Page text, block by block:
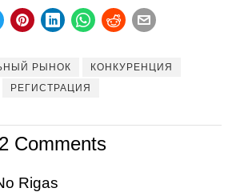
РЫНОК
КОНКУРЕНЦИЯ
РЕГИСТРАЦИЯ
2 Comments
Rigas